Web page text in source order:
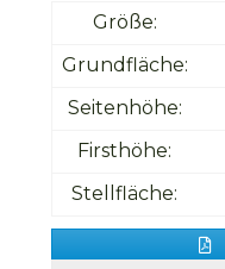
Größe:
Grundfläche:
Seitenhöhe:
Firsthöhe:
Stellfläche: